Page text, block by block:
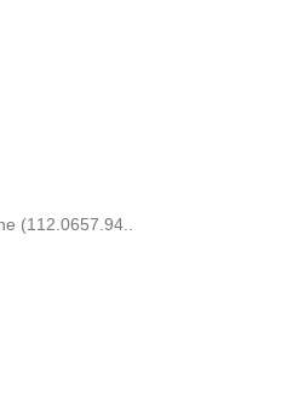
(112.0657.94..